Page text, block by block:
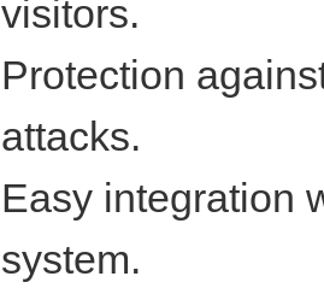
visitors.
Protection
attacks.
Easy integration
system.